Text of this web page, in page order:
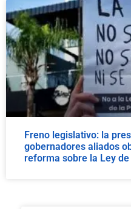
Freno legislativo: la
gobernadores aliados
reforma sobre la Ley